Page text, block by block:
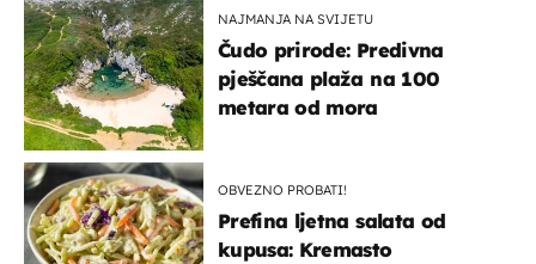
NAJMANJA NA SVIJETU
Čudo prirode: Predivna
pješčana plaža na 100
metara od mora
OBVEZNO PROBATI!
Prefina ljetna salata od
kupusa: Kremasto